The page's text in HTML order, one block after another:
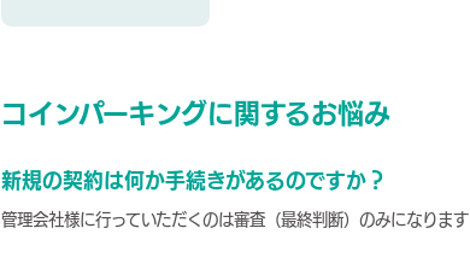
コインパーキングに関するお悩み
新規の契約は何か手続きがあるのですか？
管理会社様に行っていただくのは審査（最終判断）のみになります